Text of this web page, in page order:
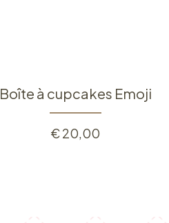
Boîte à cupcakes Emoji
€20,00